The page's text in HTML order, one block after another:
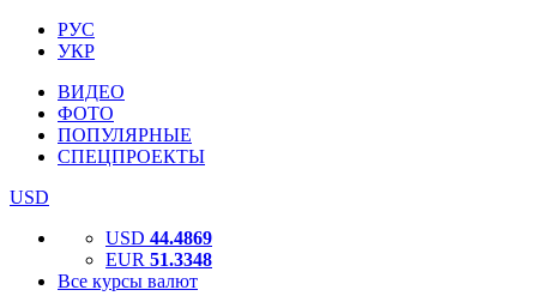
РУС
УКР
ВИДЕО
ФОТО
ПОПУЛЯРНЫЕ
СПЕЦПРОЕКТЫ
USD
USD 44.4869
EUR 51.3348
Все курсы валют